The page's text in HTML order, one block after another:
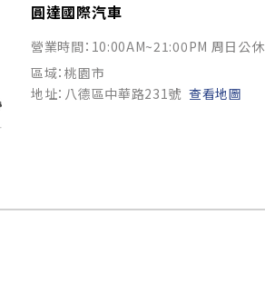
圓達國際汽車
營業時間：10:00AM~21:00PM 周日公休
區域：桃園市
地址：八德區中華路231號 查看地圖